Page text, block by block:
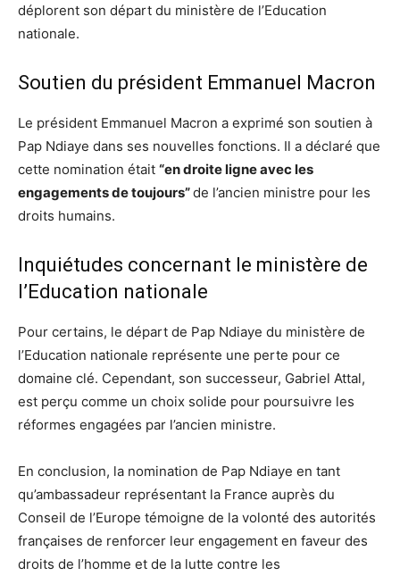
déplorent son départ du ministère de l’Education
nationale.
Soutien du président Emmanuel Macron
Le président Emmanuel Macron a exprimé son soutien à
Pap Ndiaye dans ses nouvelles fonctions. Il a déclaré que
cette nomination était “en droite ligne avec les
engagements de toujours”de l’ancien ministre pour les
droits humains.
Inquiétudes concernant le ministère de
l’Education nationale
Pour certains, le départ de Pap Ndiaye du ministère de
l’Education nationale représente une perte pour ce
domaine clé. Cependant, son successeur, Gabriel Attal,
est perçu comme un choix solide pour poursuivre les
réformes engagées par l’ancien ministre.
En conclusion, la nomination de Pap Ndiaye en tant
qu’ambassadeur représentant la France auprès du
Conseil de l’Europe témoigne de la volonté des autorités
françaises de renforcer leur engagement en faveur des
droits de l’homme et de la lutte contre les